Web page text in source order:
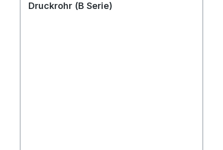
Druckrohr (B Serie)